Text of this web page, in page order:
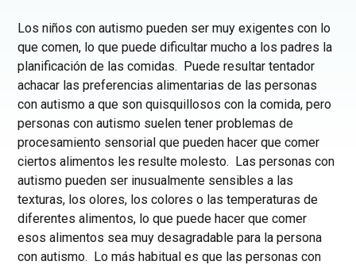
Los niños con autismo pueden ser muy exigentes con lo
que comen, lo que puede dificultar mucho a los padres la
planificación de las comidas. Puede resultar tentador
achacar las preferencias alimentarias de las personas
con autismo a que son quisquillosos con la comida, pero
personas con autismo suelen tener problemas de
procesamiento sensorial que pueden hacer que comer
ciertos alimentos les resulte molesto. Las personas con
autismo pueden ser inusualmente sensibles a las
texturas, los olores, los colores o las temperaturas de
diferentes alimentos, lo que puede hacer que comer
esos alimentos sea muy desagradable para la persona
con autismo. Lo más habitual es que las personas con